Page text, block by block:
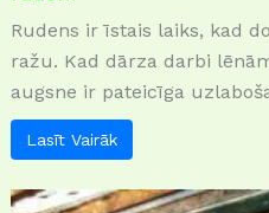
Rudens ir īstais laiks, kad
ražu. Kad dārza darbi
augsne ir pateicīga
Lasīt Vairāk